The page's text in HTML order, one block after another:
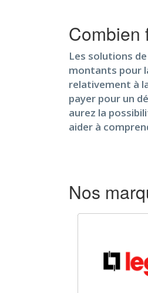
Combien
Les solutions
montants pour
relativement à
payer pour un
aurez la
aider à
Nos